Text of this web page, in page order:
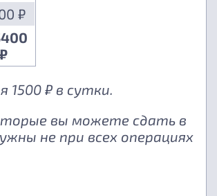
₽
₽
1500 ₽ в сутки.
вы можете сдать в
не при всех операциях